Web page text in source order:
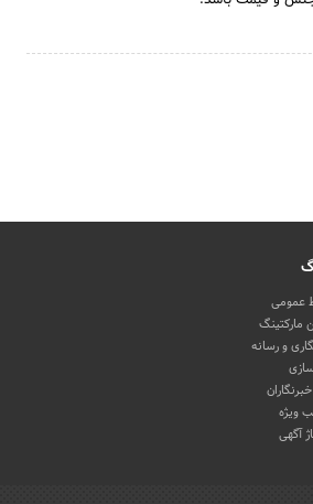
عمومی
مارکتینگ
و رسانه
ویژه
آگهی